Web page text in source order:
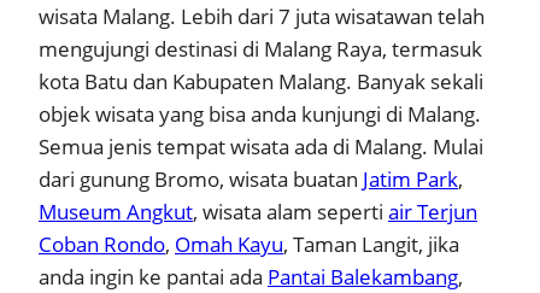
wisata Malang. Lebih dari 7 juta wisatawan telah
mengujungi destinasi di Malang Raya, termasuk
kota Batu dan Kabupaten Malang. Banyak sekali
objek wisata yang bisa anda kunjungi di Malang.
Semua jenis tempat wisata ada di Malang. Mulai
dari gunung Bromo, wisata buatan Jatim Park,
Museum Angkut, wisata alam seperti air Terjun
Coban Rondo, Omah Kayu, Taman Langit, jika
anda ingin ke pantai ada Pantai Balekambang,